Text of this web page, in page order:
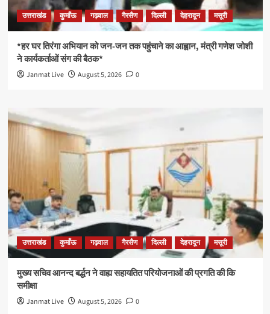
उत्तराखंड कुमाँऊ गढ़वाल गैरसैण दिल्ली देहरादून मसूरी
*हर घर तिरंगा अभियान को जन-जन तक पहुंचाने का आह्वान, मंत्री गणेश जोशी
ने कार्यकर्ताओं संग की बैठक*
Janmat Live August 5, 2026 0
उत्तराखंड कुमाँऊ गढ़वाल गैरसैण दिल्ली देहरादून मसूरी
मुख्य सचिव आनन्द बर्द्धन ने वाह्य सहायतित परियोजनाओं की प्रगति की कि
समीक्षा
Janmat Live August 5, 2026 0